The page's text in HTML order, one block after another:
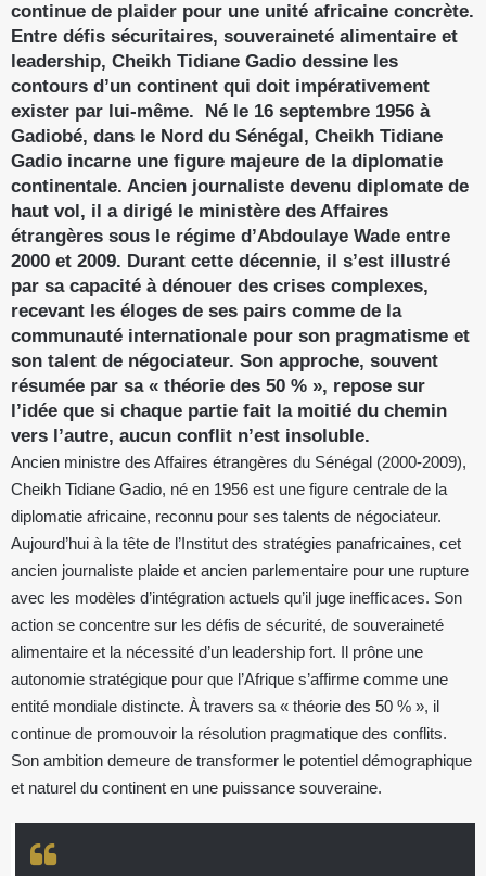
continue de plaider pour une unité africaine concrète.
Entre défis sécuritaires, souveraineté alimentaire et
leadership, Cheikh Tidiane Gadio dessine les
contours d’un continent qui doit impérativement
exister par lui-même. Né le 16 septembre 1956 à
Gadiobé, dans le Nord du Sénégal, Cheikh Tidiane
Gadio incarne une figure majeure de la diplomatie
continentale. Ancien journaliste devenu diplomate de
haut vol, il a dirigé le ministère des Affaires
étrangères sous le régime d’Abdoulaye Wade entre
2000 et 2009. Durant cette décennie, il s’est illustré
par sa capacité à dénouer des crises complexes,
recevant les éloges de ses pairs comme de la
communauté internationale pour son pragmatisme et
son talent de négociateur. Son approche, souvent
résumée par sa « théorie des 50 % », repose sur
l’idée que si chaque partie fait la moitié du chemin
vers l’autre, aucun conflit n’est insoluble.
Ancien ministre des Affaires étrangères du Sénégal (2000-2009),
Cheikh Tidiane Gadio, né en 1956 est une figure centrale de la
diplomatie africaine, reconnu pour ses talents de négociateur.
Aujourd’hui à la tête de l’Institut des stratégies panafricaines, cet
ancien journaliste plaide et ancien parlementaire pour une rupture
avec les modèles d’intégration actuels qu’il juge inefficaces. Son
action se concentre sur les défis de sécurité, de souveraineté
alimentaire et la nécessité d’un leadership fort. Il prône une
autonomie stratégique pour que l’Afrique s’affirme comme une
entité mondiale distincte. À travers sa « théorie des 50 % », il
continue de promouvoir la résolution pragmatique des conflits.
Son ambition demeure de transformer le potentiel démographique
et naturel du continent en une puissance souveraine.